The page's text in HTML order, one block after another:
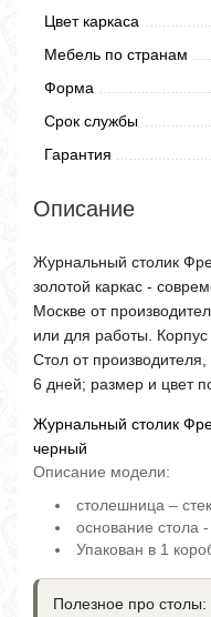
Цвет каркаса
Мебель по странам
Форма
Срок службы
Гарантия
Описание
Журнальный столик
золотой каркас -
Москве от
или для работы.
Стол от
6 дней; размер и цвет
Журнальный столик
черный
Описание модели:
столешница –
основание стола
Упакован в 1
Полезное про столы: